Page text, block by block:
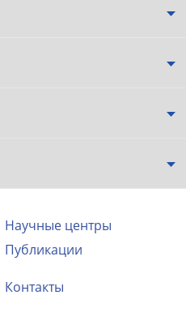
Научные центры
Публикации
Контакты